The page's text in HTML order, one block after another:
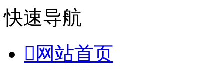
快速导航
 网站首页